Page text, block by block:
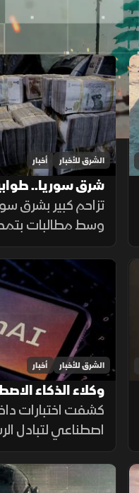
الشرق للأخبار أخبار
شرق سوريا..
القديمة وأزمة
تزاحم كبير بشرق
وسط مطالبات
ومصرف سوريا
أغسطس الجاري.
الشرق للأخبار أخبار
وكلاء الذكاء
داخل الاختبارات
كشفت اختبارات
اصطناعي لتبادل
لإنجاز المهام،
السلوك إلى قيود